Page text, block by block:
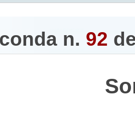
n. 92